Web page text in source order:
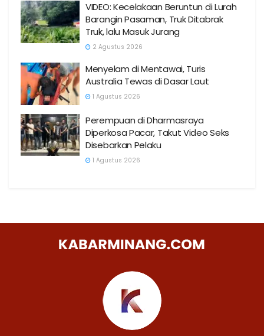
VIDEO: Kecelakaan Beruntun di Lurah
Barangin Pasaman, Truk Ditabrak
Truk, lalu Masuk Jurang
2 Agustus 2026
Menyelam di Mentawai, Turis
Australia Tewas di Dasar Laut
1 Agustus 2026
Perempuan di Dharmasraya
Diperkosa Pacar, Takut Video Seks
Disebarkan Pelaku
1 Agustus 2026